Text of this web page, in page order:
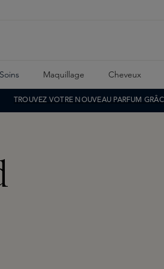
Soins Maquillage Cheveux
TROUVEZ VOTRE NOUVEAU PARFUM